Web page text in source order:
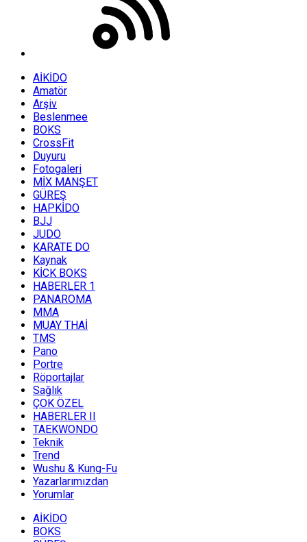
AİKİDO
Amatör
Arşiv
Beslenmee
BOKS
CrossFit
Duyuru
Fotogaleri
MİX MANŞET
GÜREŞ
HAPKİDO
BJJ
JUDO
KARATE DO
Kaynak
KİCK BOKS
HABERLER 1
PANAROMA
MMA
MUAY THAİ
TMS
Pano
Portre
Röportajlar
Sağlık
ÇOK ÖZEL
HABERLER II
TAEKWONDO
Teknik
Trend
Wushu & Kung-Fu
Yazarlarımızdan
Yorumlar
AİKİDO
BOKS